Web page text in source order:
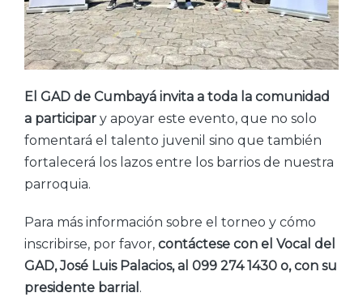
El GAD de Cumbayá invita a toda la comunidad
a participar y apoyar este evento, que no solo
fomentará el talento juvenil sino que también
fortalecerá los lazos entre los barrios de nuestra
parroquia.
Para más información sobre el torneo y cómo
inscribirse, por favor, contáctese con el Vocal del
GAD, José Luis Palacios, al 099 274 1430 o, con su
presidente barrial .